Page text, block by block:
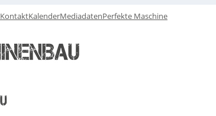
KontaktKalenderMediadatenPerfekte Maschine